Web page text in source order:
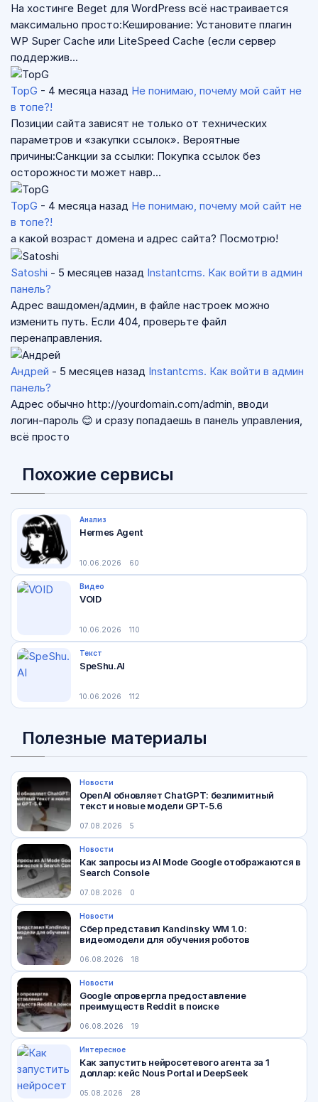
На хостинге Beget для WordPress всё настраивается
максимально просто:Кеширование: Установите плагин
WP Super Cache или LiteSpeed Cache (если сервер
поддержив...
TopG - 4 месяца назад Не понимаю, почему мой сайт не
в топе?!
Позиции сайта зависят не только от технических
параметров и «закупки ссылок». Вероятные
причины:Санкции за ссылки: Покупка ссылок без
осторожности может навр...
TopG - 4 месяца назад Не понимаю, почему мой сайт не
в топе?!
а какой возраст домена и адрес сайта? Посмотрю!
Satoshi - 5 месяцев назад Instantcms. Как войти в админ
панель?
Адрес вашдомен/админ, в файле настроек можно
изменить путь. Если 404, проверьте файл
перенаправления.
Андрей - 5 месяцев назад Instantcms. Как войти в админ
панель?
Адрес обычно http://yourdomain.com/admin, вводи
логин‑пароль 😊 и сразу попадаешь в панель управления,
всё просто
Похожие сервисы
Анализ
Hermes Agent
10.06.2026 60
Видео
VOID
10.06.2026 110
Текст
SpeShu.AI
10.06.2026 112
Полезные материалы
Новости
OpenAI обновляет ChatGPT: безлимитный
текст и новые модели GPT-5.6
07.08.2026 5
Новости
Как запросы из AI Mode Google отображаются в
Search Console
07.08.2026 0
Новости
Сбер представил Kandinsky WM 1.0:
видеомодели для обучения роботов
06.08.2026 18
Новости
Google опровергла предоставление
преимуществ Reddit в поиске
06.08.2026 19
Интересное
Как запустить нейросетевого агента за 1
доллар: кейс Nous Portal и DeepSeek
05.08.2026 28